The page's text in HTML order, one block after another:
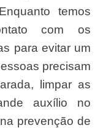
temos
com os
para evitar um
precisam
limpar as
auxílio no
prevenção de